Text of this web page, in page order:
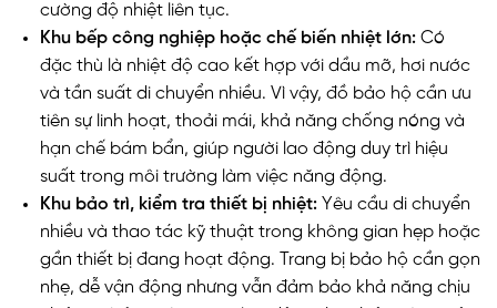
cường độ nhiệt liên tục.
Khu bếp công nghiệp hoặc chế biến nhiệt lớn:Có
đặc thù là nhiệt độ cao kết hợp với dầu mỡ, hơi nước
và tần suất di chuyển nhiều. Vì vậy, đồ bảo hộ cần ưu
tiên sự linh hoạt, thoải mái, khả năng chống nóng và
hạn chế bám bẩn, giúp người lao động duy trì hiệu
suất trong môi trường làm việc năng động.
Khu bảo trì, kiểm tra thiết bị nhiệt:Yêu cầu di chuyển
nhiều và thao tác kỹ thuật trong không gian hẹp hoặc
gần thiết bị đang hoạt động. Trang bị bảo hộ cần gọn
nhẹ, dễ vận động nhưng vẫn đảm bảo khả năng chịu